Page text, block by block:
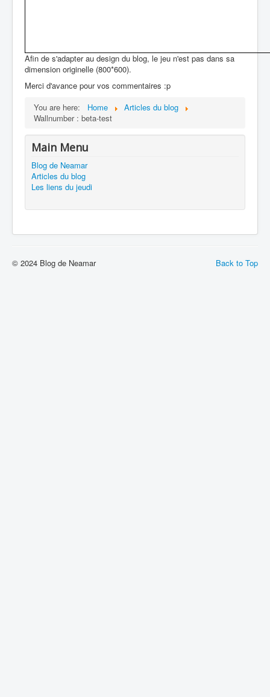
Afin de s'adapter au design du blog, le jeu n'est pas dans sa
dimension originelle (800*600).
Merci d'avance pour vos commentaires :p
You are here:
Home
Articles du blog
Wallnumber : beta-test
Main Menu
Blog de Neamar
Articles du blog
Les liens du jeudi
Back to Top
© 2024 Blog de Neamar